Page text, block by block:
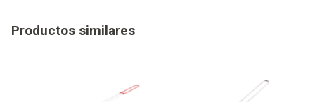
Productos similares